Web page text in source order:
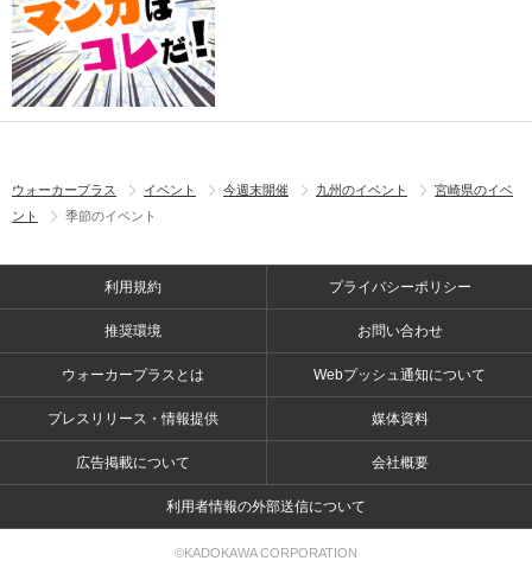
ウォーカープラス イベント 今週末開催 九州のイベント
宮崎県のイベ
ント
季節のイベント
利用規約 プライバシーポリシー
推奨環境 お問い合わせ
ウォーカープラスとは Webプッシュ通知について
プレスリリース・情報提供 媒体資料
広告掲載について 会社概要
利用者情報の外部送信について
©KADOKAWA CORPORATION